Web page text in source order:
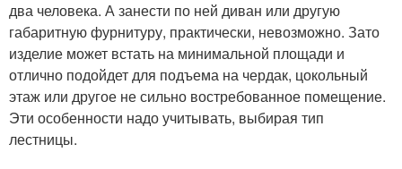
два человека. А занести по ней диван или другую
габаритную фурнитуру, практически, невозможно. Зато
изделие может встать на минимальной площади и
отлично подойдет для подъема на чердак, цокольный
этаж или другое не сильно востребованное помещение.
Эти особенности надо учитывать, выбирая тип
лестницы.